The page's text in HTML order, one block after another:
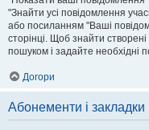
"Знайти усі повідомлення
або посиланням "Ваші
сторінці. Щоб знайти
пошуком і задайте необхідні
Догори
Абонементи і закладки